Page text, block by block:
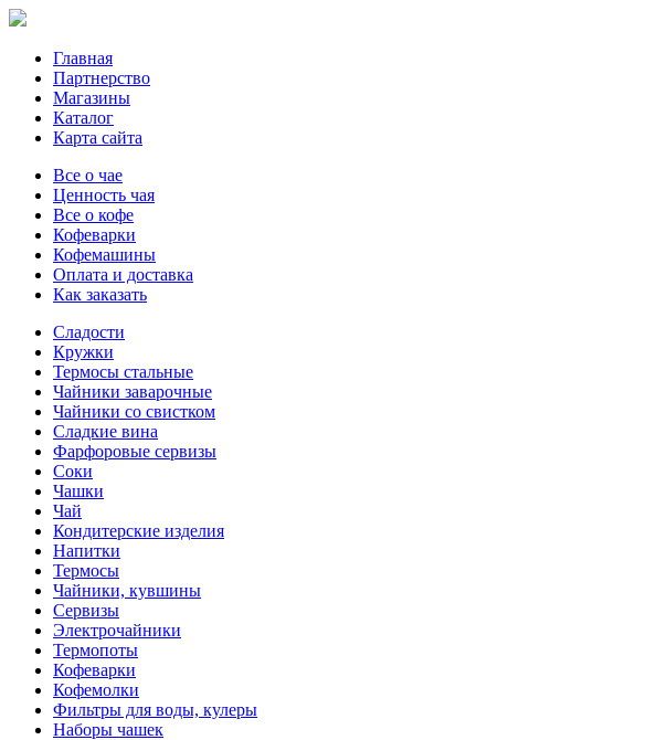
Главная
Партнерство
Магазины
Каталог
Карта сайта
Все о чае
Ценность чая
Все о кофе
Кофеварки
Кофемашины
Оплата и доставка
Как заказать
Сладости
Кружки
Термосы стальные
Чайники заварочные
Чайники со свистком
Сладкие вина
Фарфоровые сервизы
Соки
Чашки
Чай
Кондитерские изделия
Напитки
Термосы
Чайники, кувшины
Сервизы
Электрочайники
Термопоты
Кофеварки
Кофемолки
Фильтры для воды, кулеры
Наборы чашек